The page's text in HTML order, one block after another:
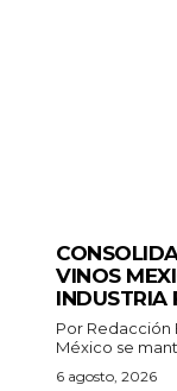
VINOS
INDUSTRIA
Por Redacción Ensenada.- El consumo de vino en
México se
6 agosto, 2026